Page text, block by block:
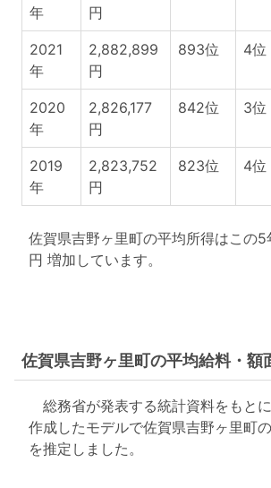
年 円
2021
年
2,882,899
円
893位 4位
2020
年
2,826,177
円
842位 3位
2019
年
2,823,752
円
823位 4位
佐賀県吉野ヶ里町の平均所得はこの5
円 増加しています。
佐賀県吉野ヶ里町の平均給料・額
総務省が発表する統計資料をもと
作成したモデルで佐賀県吉野ヶ里町
を推定しました。